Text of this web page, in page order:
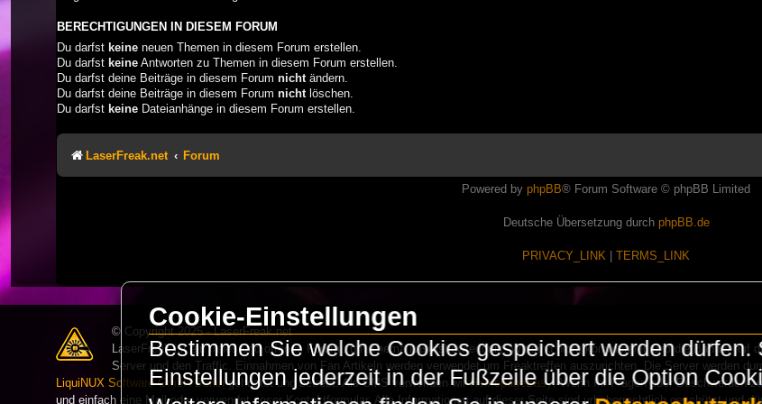
BERECHTIGUNGEN IN DIESEM FORUM
Du darfst keine neuen Themen in diesem Forum erstellen.
Du darfst keine Antworten zu Themen in diesem Forum erstellen.
Du darfst deine Beiträge in diesem Forum nicht ändern.
Du darfst deine Beiträge in diesem Forum nicht löschen.
Du darfst keine Dateianhänge in diesem Forum erstellen.
LaserFreak.net Forum
Powered by phpBB® Forum Software © phpBB Limited
Deutsche Übersetzung durch phpBB.de
PRIVACY_LINK TERMS_LINK
© Copyright 2025 - LaserFreak.net
LaserFreak ist ein freies und offenes Forum zum Thema Lasershowtechnik. Wir sind nicht kommerziell und die Banner auf
Server und den Traffic. Einnahmen von Fan Artikeln werden verwendet um Freaktreffen auszurichten. Die Server werden
LiquiNUX Software GmbH Berlingehostet und betreut. Als CMS verwenden wirHomepageEasy. Wenn Ihr Fragen oder Beschwerden
und einfach eine Mail oder verwendet unser Kontaktformular. Alle Informationen auf dieser Seite sind urheberrechtlich geschützt und
Cookie-Einstellungen
Bestimmen Sie welche Cookies gespeichert werden dürfen.
Einstellungen jederzeit in der Fußzeile über die Option